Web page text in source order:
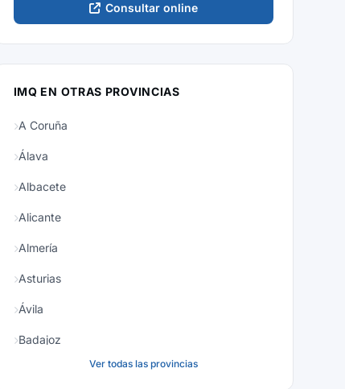
Consultar online
IMQ EN OTRAS PROVINCIAS
A Coruña
Álava
Albacete
Alicante
Almería
Asturias
Ávila
Badajoz
Ver todas las provincias